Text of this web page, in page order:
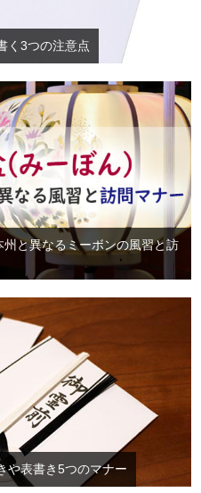
く3つの注意点
州と異なるミーボンの風習と訪
や表書き5つのマナー